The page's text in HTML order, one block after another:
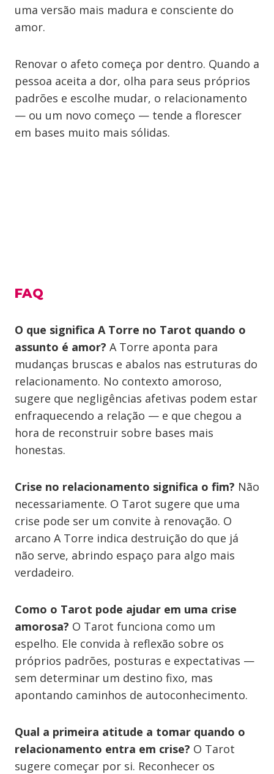
uma versão mais madura e consciente do
amor.
Renovar o afeto começa por dentro. Quando a
pessoa aceita a dor, olha para seus próprios
padrões e escolhe mudar, o relacionamento
— ou um novo começo — tende a florescer
em bases muito mais sólidas.
FAQ
O que significa A Torre no Tarot quando o
assunto é amor? A Torre aponta para
mudanças bruscas e abalos nas estruturas do
relacionamento. No contexto amoroso,
sugere que negligências afetivas podem estar
enfraquecendo a relação — e que chegou a
hora de reconstruir sobre bases mais
honestas.
Crise no relacionamento significa o fim? Não
necessariamente. O Tarot sugere que uma
crise pode ser um convite à renovação. O
arcano A Torre indica destruição do que já
não serve, abrindo espaço para algo mais
verdadeiro.
Como o Tarot pode ajudar em uma crise
amorosa? O Tarot funciona como um
espelho. Ele convida à reflexão sobre os
próprios padrões, posturas e expectativas —
sem determinar um destino fixo, mas
apontando caminhos de autoconhecimento.
Qual a primeira atitude a tomar quando o
relacionamento entra em crise? O Tarot
sugere começar por si. Reconhecer os